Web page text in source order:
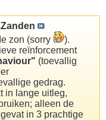
zon (sorry
).
reïnforcement
(toevallig
gedrag.
in lange uitleg,
alleen de
in 3 prachtige